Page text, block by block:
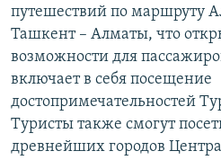
путешествий по маршруту
Ташкент – Алматы, что
возможности для
включает в себя посещение
достопримечательностей
Туристы также смогут
древнейших городов